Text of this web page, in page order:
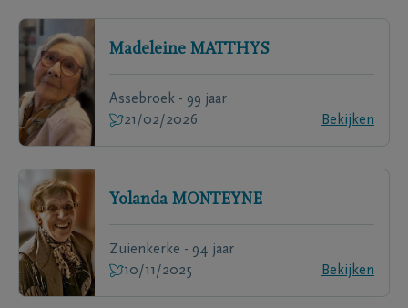
Madeleine MATTHYS
Assebroek - 99 jaar
21/02/2026
Bekijken
Yolanda MONTEYNE
Zuienkerke - 94 jaar
10/11/2025
Bekijken